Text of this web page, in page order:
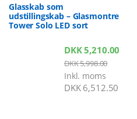
Glasskab som
udstillingskab – Glasmontre
Tower Solo LED sort
DKK5,210.00
DKK5,998.00
Inkl. moms
DKK6,512.50